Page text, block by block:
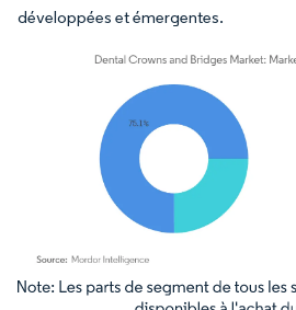
développées et émergentes.
Image © Mordor Intelligence. La réutilisation